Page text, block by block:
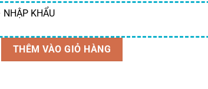
KHẨU
THÊM VÀO GIỎ HÀNG